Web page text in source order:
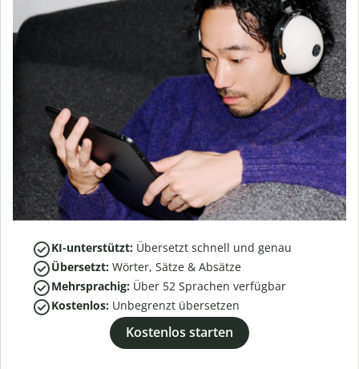
KI-unterstützt: Übersetzt schnell und genau
Übersetzt: Wörter, Sätze & Absätze
Mehrsprachig: Über 52 Sprachen verfügbar
Kostenlos: Unbegrenzt übersetzen
Kostenlos starten